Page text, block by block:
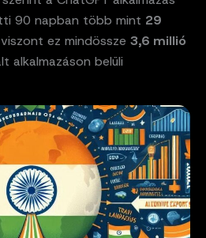
90 napban több mint 29
ez mindössze 3,6 millió
alkalmazáson belüli